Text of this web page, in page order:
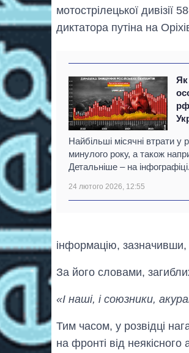
мотострілецької дивізії
диктатора путіна на
Як
рф
Найбільші місячні втрати у
минулого року, а також
Детальніше – на інфографіці.
24 лютого 2026, 12:55
інформацію,
За його словами,
«І наші, і союзники,
Тим часом, у розвідці
на фронті від